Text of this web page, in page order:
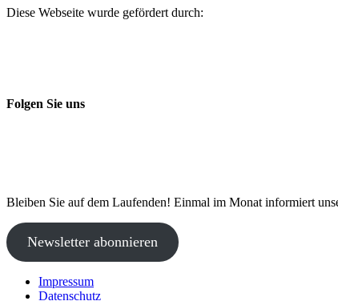
Diese Webseite wurde gefördert durch:
Folgen Sie uns
Bleiben Sie auf dem Laufenden! Einmal im Monat informiert
Newsletter abonnieren
Impressum
Datenschutz